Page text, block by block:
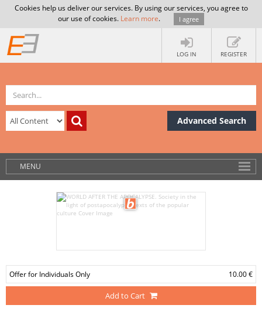
Cookies help us deliver our services. By using our services, you agree to
our use of cookies. Learn more. I agree
LOG IN REGISTER
Advanced Search
MENU
Offer for Individuals Only 10.00 €
Add to Cart